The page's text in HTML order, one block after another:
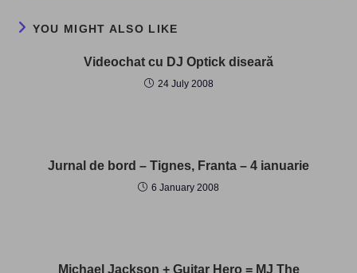
YOU MIGHT ALSO LIKE
Videochat cu DJ Optick diseară
24 July 2008
Jurnal de bord – Tignes, Franta – 4 ianuarie
6 January 2008
Michael Jackson + Guitar Hero = MJ The